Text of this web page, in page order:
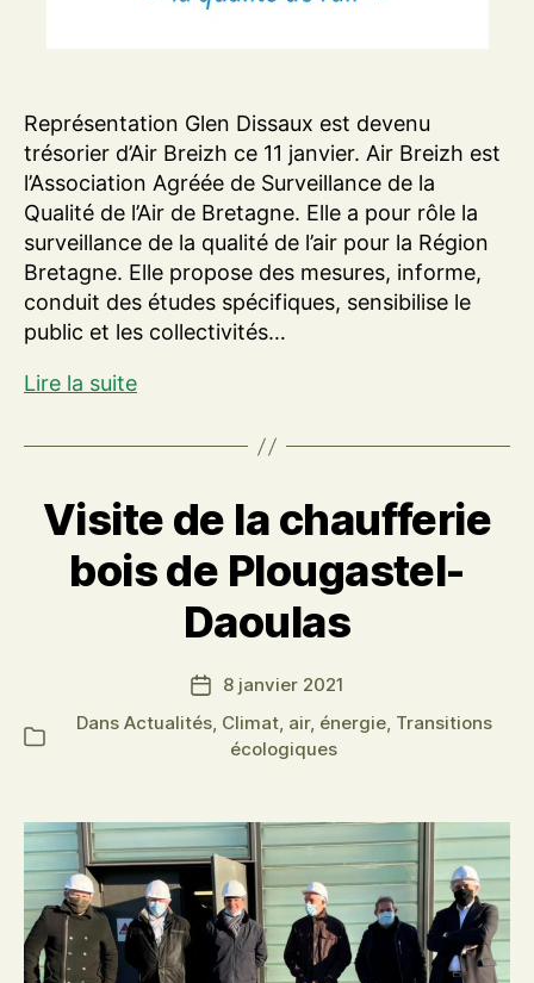
Représentation Glen Dissaux est devenu
trésorier d’Air Breizh ce 11 janvier. Air Breizh est
l’Association Agréée de Surveillance de la
Qualité de l’Air de Bretagne. Elle a pour rôle la
surveillance de la qualité de l’air pour la Région
Bretagne. Elle propose des mesures, informe,
conduit des études spécifiques, sensibilise le
public et les collectivités…
Lire la suiteGlen
trésorier
Breizh
Visite de la chaufferie
bois de Plougastel-
Daoulas
Date
de
l’article
8 janvier 2021
Catégories
Dans Actualités, Climat, air, énergie, Transitions
écologiques